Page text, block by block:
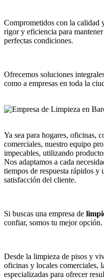
Comprometidos con la calidad
rigor y eficiencia para
perfectas condiciones.
Ofrecemos soluciones
como a empresas en toda la
Ya sea para hogares, oficinas,
comerciales, nuestro equipo
impecables, utilizando
Nos adaptamos a cada
tiempos de respuesta rápidos
satisfacción del cliente.
Si buscas una empresa de
confiar, somos tu mejor opción.
Desde la limpieza de pisos y
oficinas y locales comerciales,
especializadas para ofrecer